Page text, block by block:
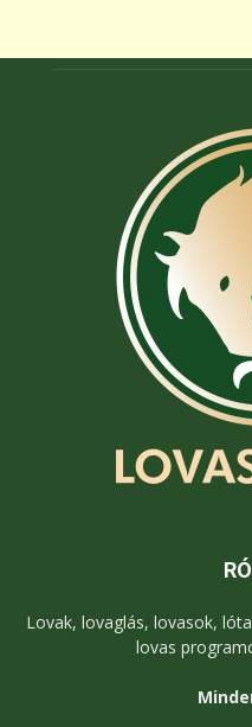
Lovak, lovaglás, lovasok,
lovas